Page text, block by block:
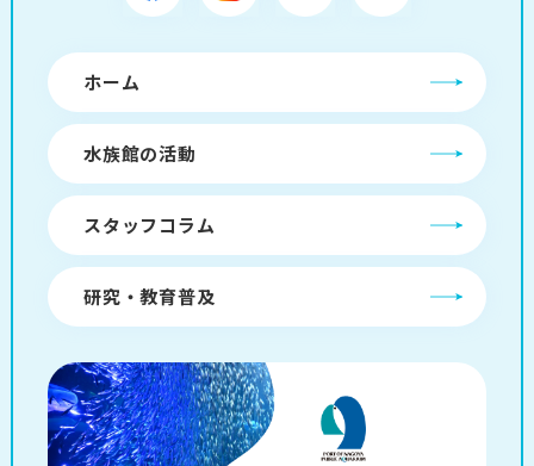
ホーム
水族館の活動
スタッフコラム
研究・教育普及